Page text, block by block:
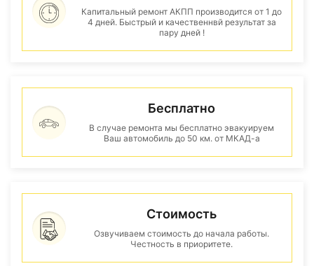
Капитальный ремонт АКПП производится от 1 до
4 дней. Быстрый и качественнвй результат за
пару дней !
Бесплатно
В случае ремонта мы бесплатно эвакуируем
Ваш автомобиль до 50 км. от МКАД-а
Стоимость
Озвучиваем стоимость до начала работы.
Честность в приоритете.